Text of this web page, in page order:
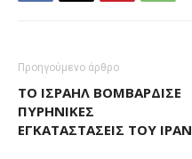
Προηγούμενο άρθρο
ΤΟ ΙΣΡΑΉΛ ΒΟΜΒΆΡΔΙΣΕ
ΠΥΡΗΝΙΚΈΣ
ΕΓΚΑΤΑΣΤΆΣΕΙΣ ΤΟΥ ΙΡΆΝ